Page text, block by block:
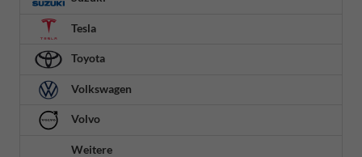
Tesla
Toyota
Volkswagen
Volvo
Weitere